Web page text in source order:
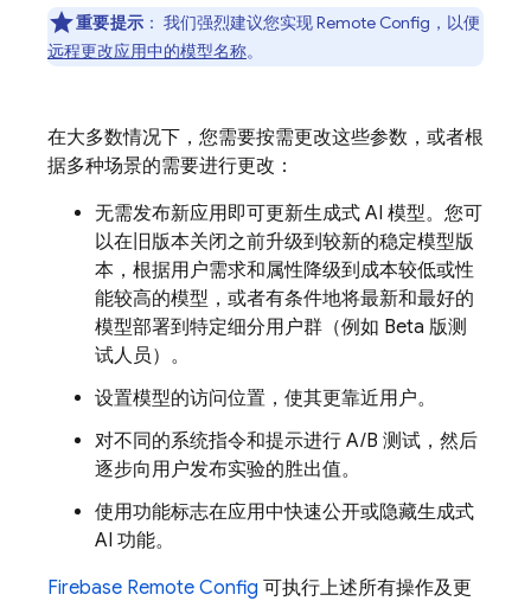
重要提示 ： 我们强烈建议您实现Remote Config ，以便
远程更改应用中的模型名称。
在大多数情况下，您需要按需更改这些参数，或者根
据多种场景的需要进行更改：
无需发布新应用即可更新生成式 AI 模型。您可
以在旧版本关闭之前升级到较新的稳定模型版
本，根据用户需求和属性降级到成本较低或性
能较高的模型，或者有条件地将最新和最好的
模型部署到特定细分用户群（例如 Beta 版测
试人员）。
设置模型的访问位置，使其更靠近用户。
对不同的系统指令和提示进行 A/B 测试，然后
逐步向用户发布实验的胜出值。
使用功能标志在应用中快速公开或隐藏生成式
AI 功能。
Firebase Remote Config 可执行上述所有操作及更